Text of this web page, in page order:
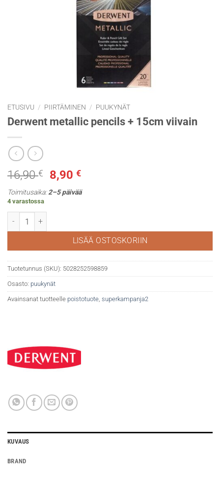
ETUSIVU / PIIRTÄMINEN / PUUKYNÄT
Derwent metallic pencils + 15cm viivain
16,90€
Alkuperäinen
hinta
oli:
8,90€Nykyinen
hinta
on:
Toimitusaika:2–5 päivää
4 varastossa
Derwent metallic pencils + 15cm viivain määrä
LISÄÄ OSTOSKORIIN
Tuotetunnus (SKU): 5028252598859
Osasto: puukynät
Avainsanat tuotteelle poistotuote, superkampanja2
KUVAUS
BRAND